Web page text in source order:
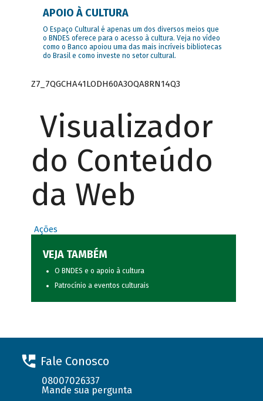
APOIO À CULTURA
O Espaço Cultural é apenas um dos diversos meios que
o BNDES oferece para o acesso à cultura. Veja no vídeo
como o Banco apoiou uma das mais incríveis bibliotecas
do Brasil e como investe no setor cultural.
Z7_7QGCHA41LODH60A3OQA8RN14Q3
Visualizador
do Conteúdo
da Web
Ações
VEJA TAMBÉM
O BNDES e o apoio à cultura
Patrocínio a eventos culturais
Fale Conosco
08007026337
Mande sua pergunta